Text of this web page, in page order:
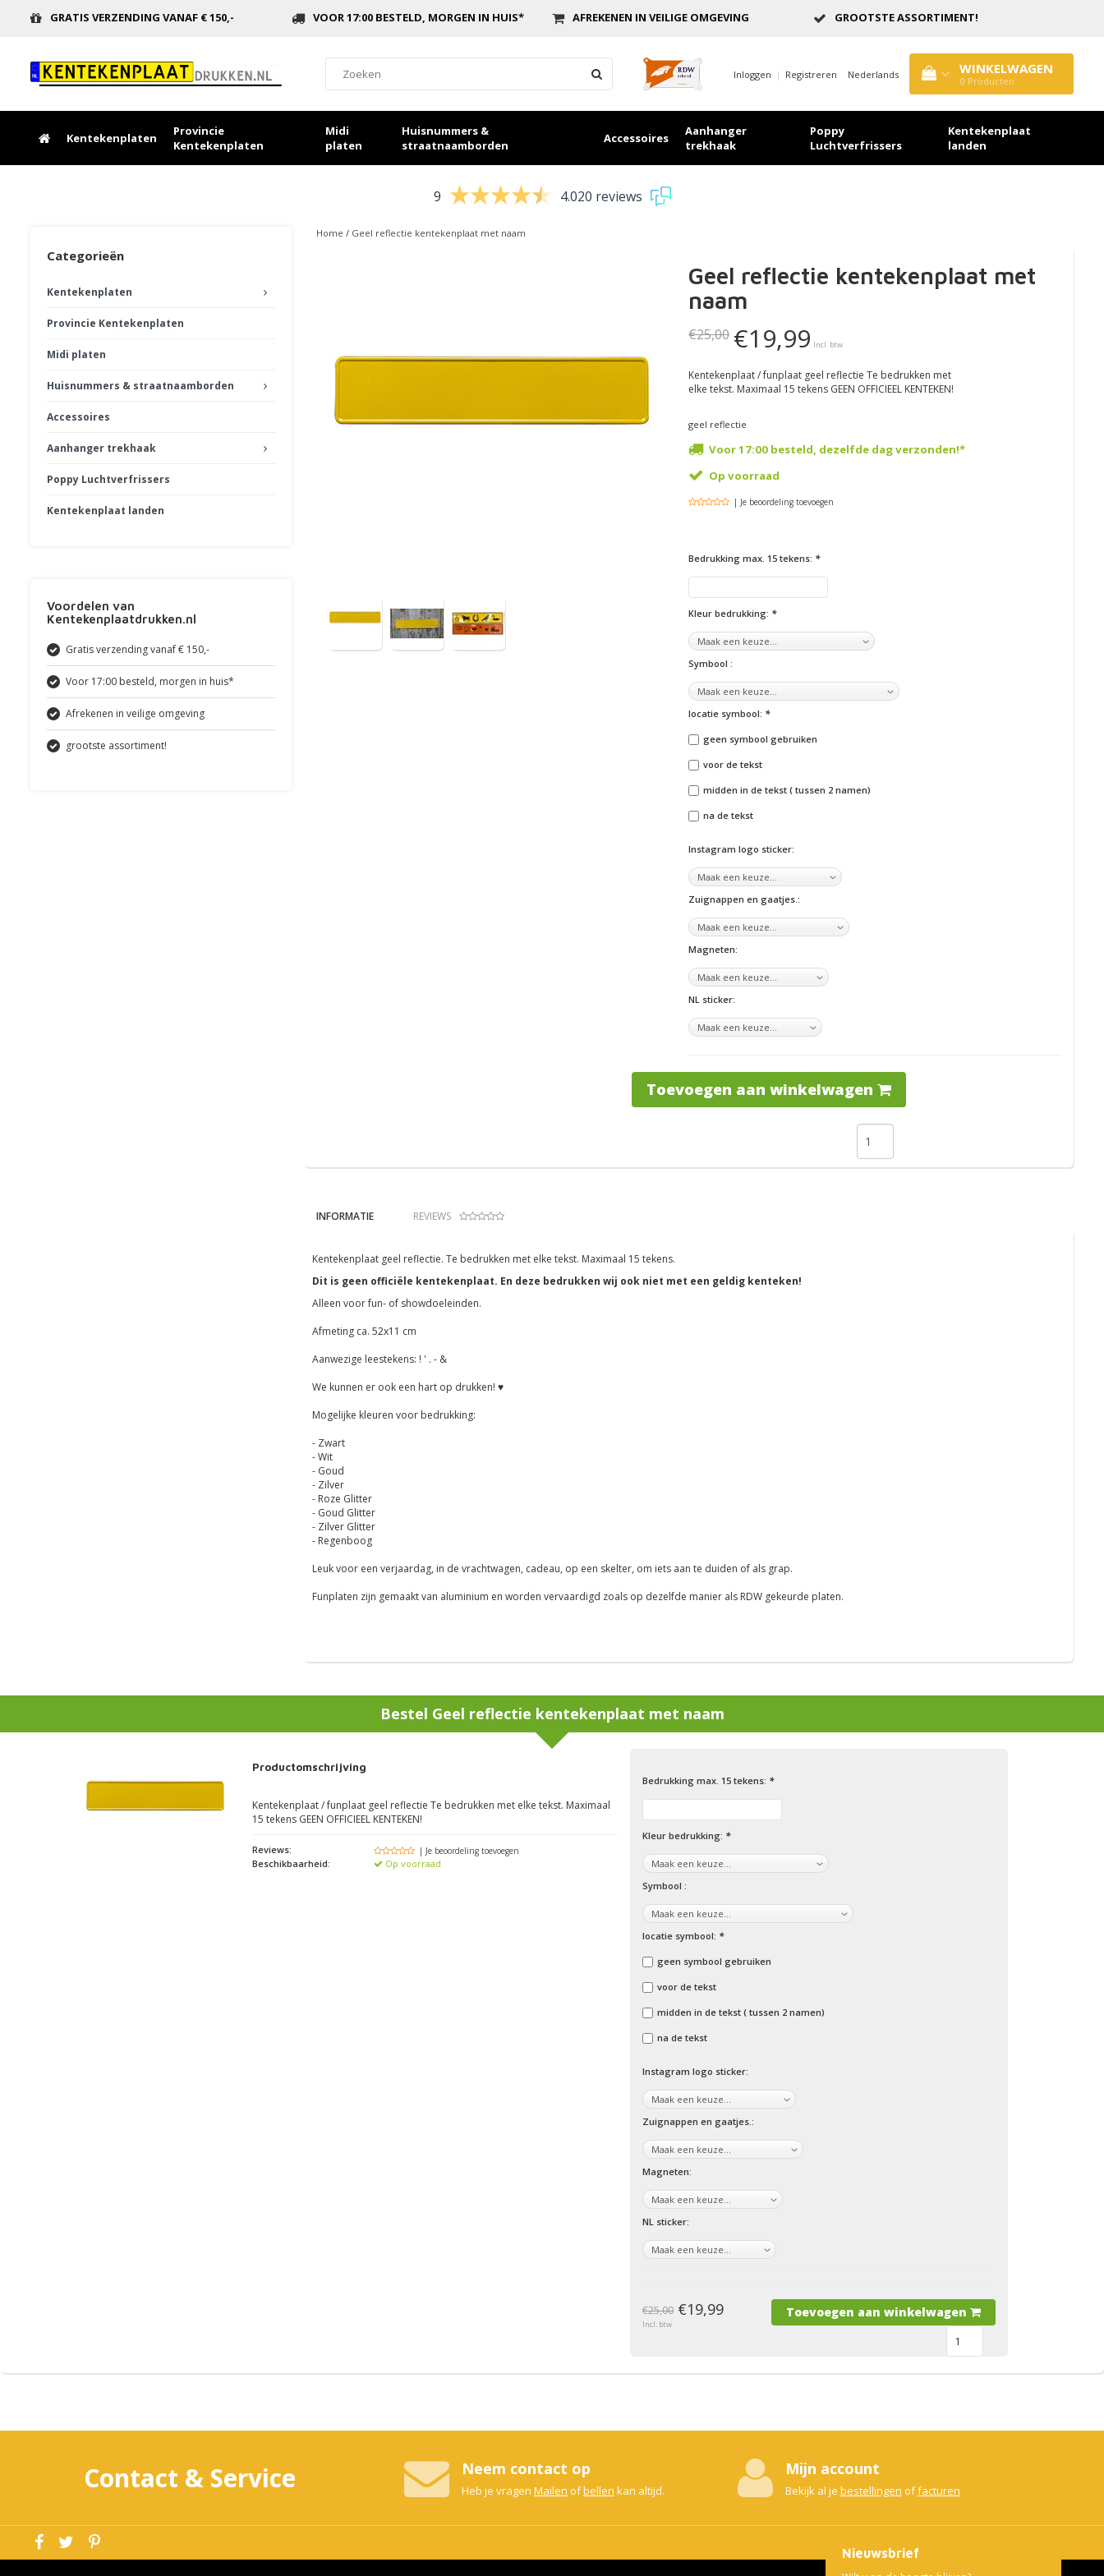
GRATIS VERZENDING VANAF € 150,- VOOR 17:00 BESTELD, MORGEN IN HUIS* AFREKENEN IN VEILIGE OMGEVING GROOTSTE ASSORTIMENT!
Inloggen | Registreren Nederlands WINKELWAGEN
0 Producten
Kentekenplaten
Provincie
Kentekenplaten
Midi
platen
Huisnummers &
straatnaamborden
Accessoires
Aanhanger
trekhaak
Poppy
Luchtverfrissers
Kentekenplaat
landen
9 4.020 reviews
Categorieën
Kentekenplaten
Provincie Kentekenplaten
Midi platen
Huisnummers & straatnaamborden
Accessoires
Aanhanger trekhaak
Poppy Luchtverfrissers
Kentekenplaat landen
Voordelen van
Kentekenplaatdrukken.nl
Gratis verzending vanaf € 150,-
Voor 17:00 besteld, morgen in huis*
Afrekenen in veilige omgeving
grootste assortiment!
Home / Geel reflectie kentekenplaat met naam
Geel reflectie kentekenplaat met
naam
€25,00 €19,99 Incl. btw
Kentekenplaat / funplaat geel reflectie Te bedrukken met
elke tekst. Maximaal 15 tekens GEEN OFFICIEEL KENTEKEN!
geel reflectie
Voor 17:00 besteld, dezelfde dag verzonden!*
Op voorraad
| Je beoordeling toevoegen
Bedrukking max. 15 tekens: *
Kleur bedrukking: *
Symbool :
locatie symbool: *
geen symbool gebruiken
voor de tekst
midden in de tekst ( tussen 2 namen)
na de tekst
Instagram logo sticker:
Zuignappen en gaatjes.:
Magneten:
NL sticker:
Toevoegen aan winkelwagen
INFORMATIE REVIEWS
Kentekenplaat geel reflectie. Te bedrukken met elke tekst. Maximaal 15 tekens.
Dit is geen officiële kentekenplaat. En deze bedrukken wij ook niet met een geldig kenteken!
Alleen voor fun- of showdoeleinden.
Afmeting ca. 52x11 cm
Aanwezige leestekens: ! ' . - &
We kunnen er ook een hart op drukken! ♥
Mogelijke kleuren voor bedrukking:
- Zwart
- Wit
- Goud
- Zilver
- Roze Glitter
- Goud Glitter
- Zilver Glitter
- Regenboog
Leuk voor een verjaardag, in de vrachtwagen, cadeau, op een skelter, om iets aan te duiden of als grap.
Funplaten zijn gemaakt van aluminium en worden vervaardigd zoals op dezelfde manier als RDW gekeurde platen.
Bestel Geel reflectie kentekenplaat met naam
Productomschrijving
Kentekenplaat / funplaat geel reflectie Te bedrukken met elke tekst. Maximaal
15 tekens GEEN OFFICIEEL KENTEKEN!
Reviews: | Je beoordeling toevoegen
Beschikbaarheid: Op voorraad
Bedrukking max. 15 tekens: *
Kleur bedrukking: *
Symbool :
locatie symbool: *
geen symbool gebruiken
voor de tekst
midden in de tekst ( tussen 2 namen)
na de tekst
Instagram logo sticker:
Zuignappen en gaatjes.:
Magneten:
NL sticker:
€25,00 €19,99
Incl. btw
Toevoegen aan winkelwagen
Contact & Service Neem contact op
Heb je vragen Mailen ofbellen kan altijd.
Mijn account
Bekijk al je bestellingen offacturen
Nieuwsbrief